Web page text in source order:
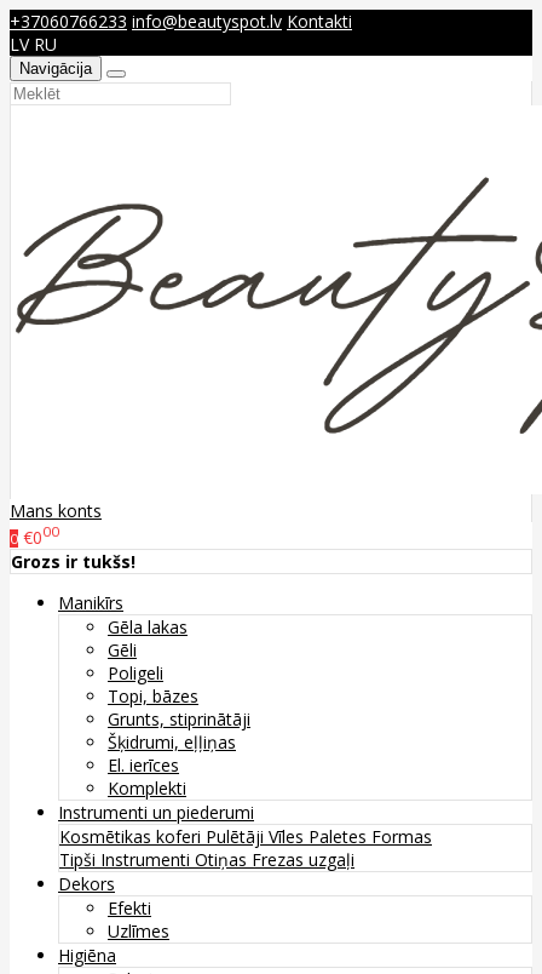
+37060766233 info@beautyspot.lv Kontakti
LV RU
Navigācija
Mans konts
0 €000
Grozs ir tukšs!
Manikīrs
Gēla lakas
Gēli
Poligeli
Topi, bāzes
Grunts, stiprinātāji
Šķidrumi, eļļiņas
El. ierīces
Komplekti
Instrumenti un piederumi
Kosmētikas koferi Pulētāji Vīles Paletes Formas
Tipši Instrumenti Otiņas Frezas uzgaļi
Dekors
Efekti
Uzlīmes
Higiēna